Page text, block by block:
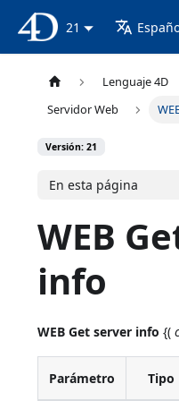
Documentación
21
Lenguaje 4D
Servidor Web
Versión: 21
En esta página
WEB
info
WEB Get server info {(
Parámetro Tipo